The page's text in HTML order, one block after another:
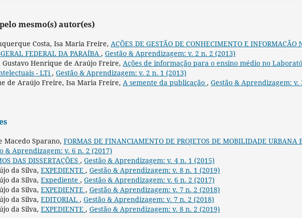
mesmo(s) autor(es)
Costa, Isa Maria Freire, AÇÕES DE GESTÃO DE CONHECIMENTO E INFORMAÇÃO
FEDERAL DA PARAÍBA , Gestão & Aprendizagem: v. 2 n. 2 (2013)
Henrique de Araújo Freire, Ações de informação para o ensino médio no
- LTi , Gestão & Aprendizagem: v. 2 n. 1 (2013)
de Araújo Freire, Isa Maria Freire, A semente da publicação , Gestão & Aprendizagem: v.
Macedo Sparano, FORMAS DE FINANCIAMENTO DE PROJETOS DE MOBILIDADE URBANA
& Aprendizagem: v. 6 n. 2 (2017)
DAS DISSERTAÇÕES , Gestão & Aprendizagem: v. 4 n. 1 (2015)
da Silva, EXPEDIENTE , Gestão & Aprendizagem: v. 8 n. 1 (2019)
da Silva, Expediente , Gestão & Aprendizagem: v. 6 n. 2 (2017)
da Silva, EXPEDIENTE , Gestão & Aprendizagem: v. 7 n. 2 (2018)
da Silva, EDITORIAL , Gestão & Aprendizagem: v. 7 n. 2 (2018)
da Silva, EXPEDIENTE , Gestão & Aprendizagem: v. 8 n. 2 (2019)